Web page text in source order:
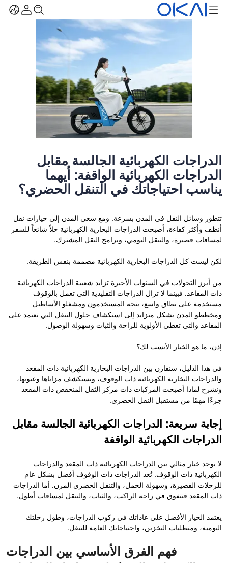
الدراجات الكهربائية الجالسة مقابل
الدراجات الكهربائية الواقفة: أيهما
يناسب احتياجاتك في التنقل الحضري؟
تتطور وسائل النقل في المدن بسرعة. ومع سعي المدن إلى خيارات نقل
أنظف وأكثر كفاءة، أصبحت الدراجات البخارية الكهربائية حلاً شائعاً للسفر
لمسافات قصيرة، والتنقل اليومي، وبرامج النقل المشترك.
لكن ليست كل الدراجات البخارية الكهربائية مصممة بنفس الطريقة.
من أبرز التحولات في السنوات الأخيرة تزايد شعبية الدراجات الكهربائية
ذات المقاعد. فبينما لا تزال الدراجات التقليدية التي تعمل بالوقوف
مستخدمة على نطاق واسع، يتجه المستخدمون ومشغلو الأساطيل
ومخططو المدن بشكل متزايد إلى استكشاف حلول التنقل التي تعتمد على
المقاعد والتي تعطي الأولوية للراحة والثبات وسهولة الوصول.
إذن، ما هو الخيار الأنسب لك؟
في هذا الدليل، سنقارن بين الدراجات البخارية الكهربائية ذات المقعد
والدراجات البخارية الكهربائية ذات الوقوف، ونستكشف مزاياها وعيوبها،
ونشرح لماذا أصبحت المركبات ذات مركز الثقل المنخفض ذات المقعد
جزءًا مهمًا من مستقبل النقل الحضري.
إجابة سريعة: الدراجات الكهربائية الجالسة مقابل
الدراجات الكهربائية الواقفة
لا يوجد خيار مثالي بين الدراجات الكهربائية ذات المقعد والدراجات
الكهربائية ذات الوقوف. تُعد الدراجات ذات الوقوف أفضل بشكل عام
للرحلات القصيرة، وسهولة الحمل، والتنقل الحضري المرن. أما الدراجات
ذات المقعد فتتفوق في راحة الراكب، والثبات، والتنقل لمسافات أطول.
يعتمد الخيار الأفضل على عاداتك في ركوب الدراجات، وطول رحلتك
اليومية، ومتطلبات التخزين، واحتياجاتك العامة للتنقل.
فهم الفرق الأساسي بين الدراجات